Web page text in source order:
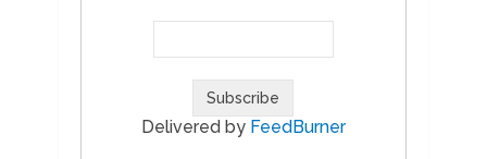
Delivered by FeedBurner